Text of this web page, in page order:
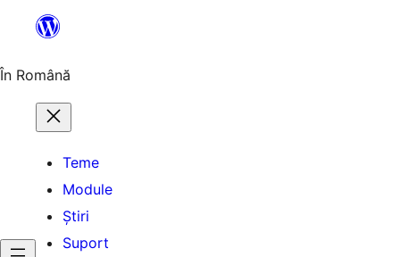
conținut
În Română
Teme
Module
Știri
Suport